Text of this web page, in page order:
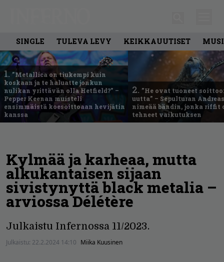
SINGLE TULEVA LEVY KEIKKAUUTISET
1. ”Metallica on tiukempi kuin
koskaan ja te haluatte jonkun
nulikan yrittävän olla Hetfield?” –
Pepper Keenan muisteli
ensimmäistä koesoittoaan hevijätin
kanssa
2. ”He ovat tuoneet
uutta” – Sepulturan
nimeää bändin, jonka riffit
tehneet vaikutuksen
Kylmää ja karheaa, mutta
alkukantaisen sijaan
sivistynyttä black metalia –
arviossa Délétère
Julkaistu Infernossa 11/2023.
Julkaistu: 22.2.2024 14:10 Miika Kuusinen